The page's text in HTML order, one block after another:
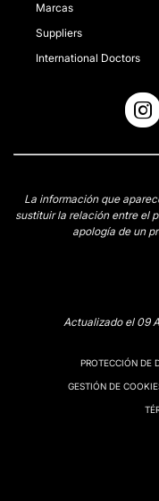
Marcas
Suppliers
International Doctors
La información que
sustituir la relación entre el
apología de un
Actualizado el 09
PROTECCIÓN DE
GESTIÓN DE